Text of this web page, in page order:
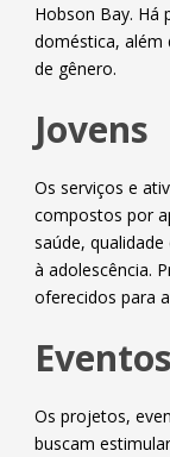
Hobson Bay. Há
doméstica, além
de gênero.
Jovens
Os serviços e
compostos por
saúde,
à adolescência.
oferecidos para
Os projetos,
buscam